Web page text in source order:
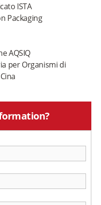
ISTA
Packaging
AQSIQ
per Organismi di